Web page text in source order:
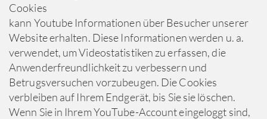
Cookies
kann Youtube Informationen über Besucher unserer
Website erhalten. Diese Informationen werden u. a.
verwendet, um Videostatistiken zu erfassen, die
Anwenderfreundlichkeit zu verbessern und
Betrugsversuchen vorzubeugen. Die Cookies
verbleiben auf Ihrem Endgerät, bis Sie sie löschen.
Wenn Sie in Ihrem YouTube-Account eingeloggt sind,